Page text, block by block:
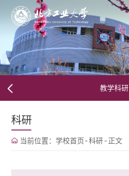
教学科研
科研
当前位置： 学校首页-科研-正文